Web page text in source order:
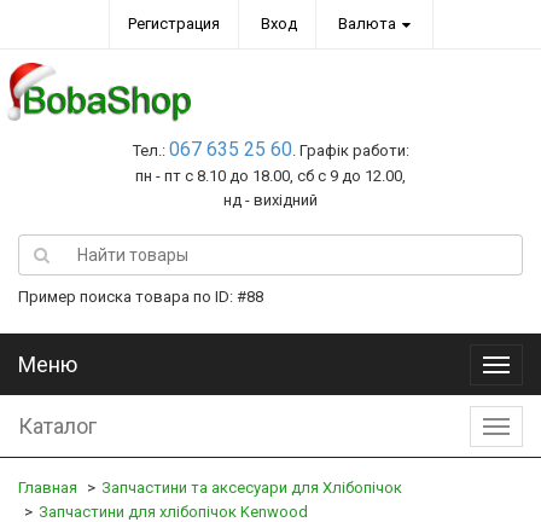
Регистрация Вход Валюта
Тел.: 067 635 25 60. Графік работи:
пн - пт с 8.10 до 18.00, сб с 9 до 12.00,
нд - вихідний
Пример поиска товара по ID: #88
Меню
Меню
Каталог
Главная
Запчастини та аксесуари для Хлібопічок
Запчастини для хлібопічок Kenwood